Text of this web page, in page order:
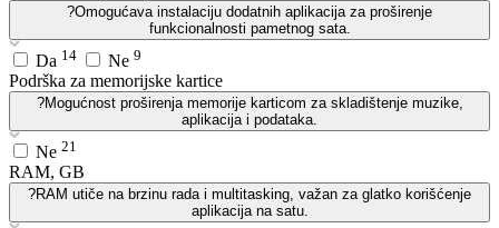
?Omogućava instalaciju dodatnih aplikacija za proširenje
funkcionalnosti pametnog sata.
Da 14 Ne 9
Podrška za memorijske kartice
?Mogućnost proširenja memorije karticom za skladištenje muzike,
aplikacija i podataka.
Ne 21
RAM, GB
?RAM utiče na brzinu rada i multitasking, važan za glatko korišćenje
aplikacija na satu.